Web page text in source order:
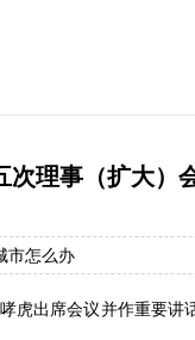
次理事（扩大）
市怎么办
出席会议并作重要讲